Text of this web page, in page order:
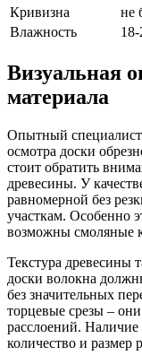
Кривизна
не
Влажность
Визуальная
материала
Опытный специалист
осмотра доски
стоит обратить
древесины. У
равномерной без
участкам. Особенно
возможны смоляные
Текстура древесины
доски волокна
без значительных
торцевые срезы –
расслоений.
количество и размер